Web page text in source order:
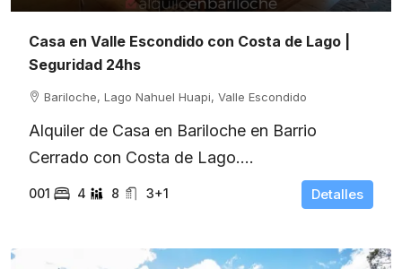
Casa en Valle Escondido con Costa de Lago |
Seguridad 24hs
Bariloche, Lago Nahuel Huapi, Valle Escondido
Alquiler de Casa en Bariloche en Barrio
Cerrado con Costa de Lago....
001 4 8 3+1 Detalles